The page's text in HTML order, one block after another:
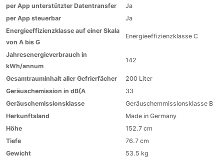
per App unterstützter Datentransfer
Ja
per App steuerbar
Ja
Energieeffizienzklasse auf einer Skala
von A bis G
Energieeffizienzklasse C
Jahresenergieverbrauch in
kWh/annum
142
Gesamtrauminhalt aller Gefrierfächer
200 Liter
Geräuschemission in dB(A
33
Geräuschemissionsklasse
Geräuschemmissionsklasse B
Herkunftsland
Made in Germany
Höhe
152.7 cm
Tiefe
76.7 cm
Gewicht
53.5 kg